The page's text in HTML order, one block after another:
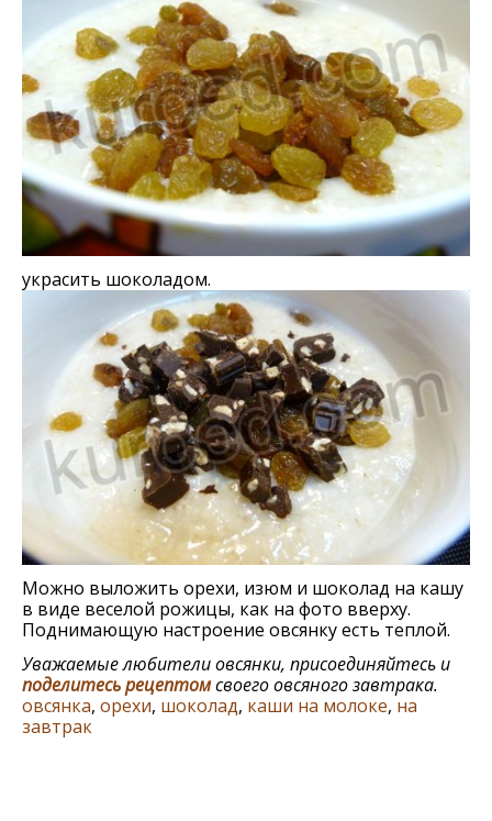
украсить шоколадом.
Можно выложить орехи, изюм и шоколад на кашу
в виде веселой рожицы, как на фото вверху.
Поднимающую настроение овсянку есть теплой.
Уважаемые любители овсянки, присоединяйтесь и
поделитесь рецептомсвоего овсяного завтрака.
овсянка, орехи, шоколад, каши на молоке, на
завтрак